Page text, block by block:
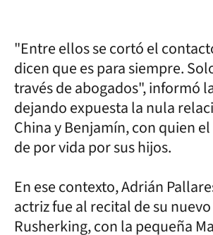
"Entre ellos se cortó el
dicen que es para siempre.
través de abogados", informó
dejando expuesta la nula
China y Benjamín, con quien
de por vida por sus hijos.
En ese contexto, Adrián
actriz fue al recital de su
Rusherking, con la pequeña